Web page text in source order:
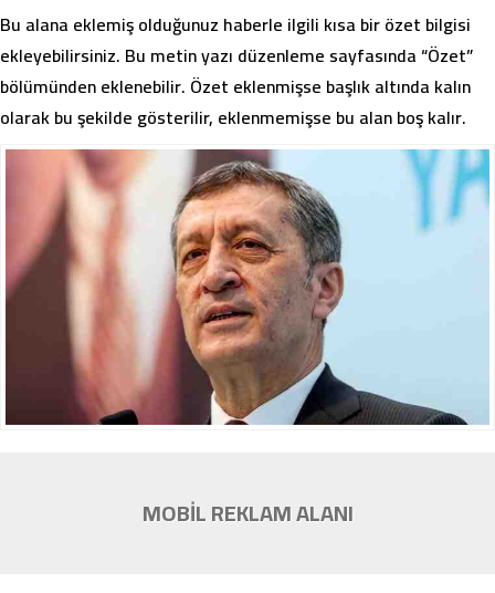
Bu alana eklemiş olduğunuz haberle ilgili kısa bir özet bilgisi
ekleyebilirsiniz. Bu metin yazı düzenleme sayfasında “Özet”
bölümünden eklenebilir. Özet eklenmişse başlık altında kalın
olarak bu şekilde gösterilir, eklenmemişse bu alan boş kalır.
MOBİL REKLAM ALANI